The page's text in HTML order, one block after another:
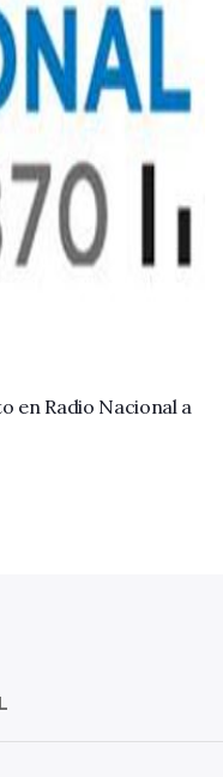
en Radio Nacional a